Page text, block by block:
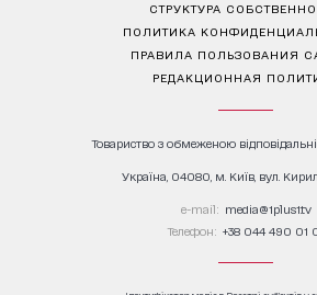
СТРУКТУРА
ПОЛИТИКА
ПРАВИЛА ПОЛЬЗОВАНИЯ
РЕДАКЦИОННАЯ
Товариство з обмеженою
Україна, 04080, м. Київ, вул.
е-mail: media@1plus1.tv
Телефон: +38 044 490 01